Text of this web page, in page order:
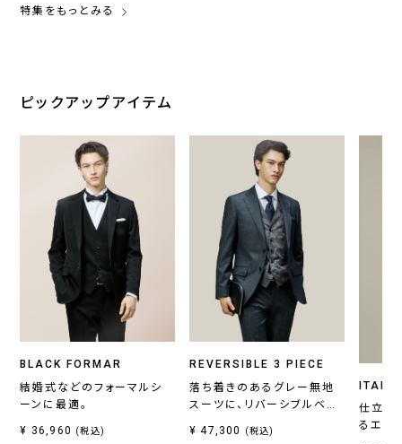
特集をもっとみる
ピックアップアイテム
BLACK FORMAR
結婚式などのフォーマルシ
ーンに最適。
¥ 36,960 (税込)
REVERSIBLE 3 PIECE
落ち着きのあるグレー無地
スーツに、リバーシブルベス
¥ 47,300 (税込)
仕立て
るエレ